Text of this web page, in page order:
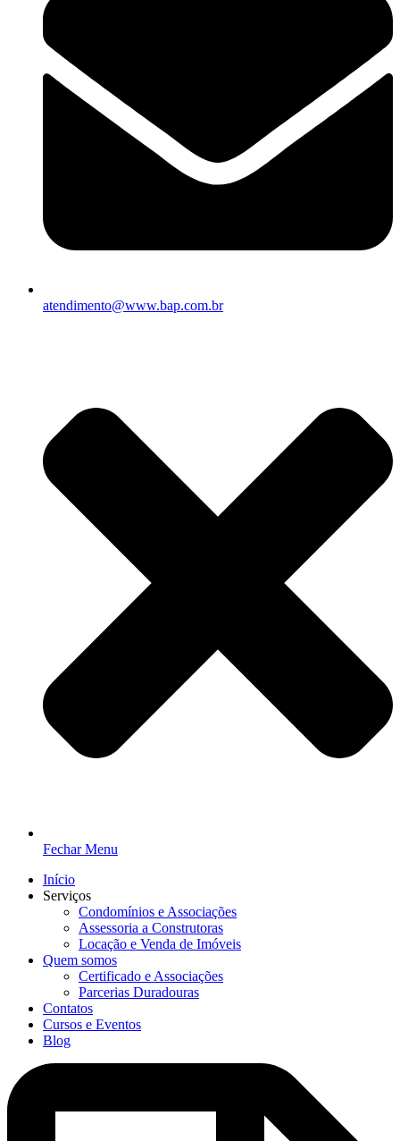
atendimento@www.bap.com.br
Fechar Menu
Início
Serviços
Condomínios e Associações
Assessoria a Construtoras
Locação e Venda de Imóveis
Quem somos
Certificado e Associações
Parcerias Duradouras
Contatos
Cursos e Eventos
Blog